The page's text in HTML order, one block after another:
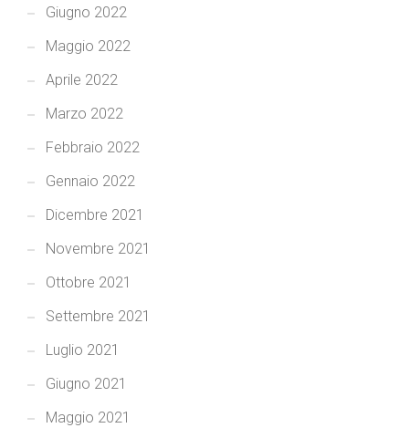
Giugno 2022
Maggio 2022
Aprile 2022
Marzo 2022
Febbraio 2022
Gennaio 2022
Dicembre 2021
Novembre 2021
Ottobre 2021
Settembre 2021
Luglio 2021
Giugno 2021
Maggio 2021